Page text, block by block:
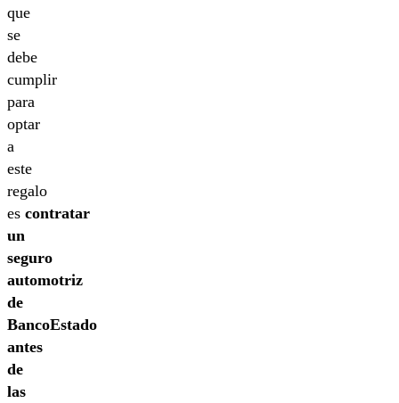
que
se
debe
cumplir
para
optar
a
este
regalo
es contratar
un
seguro
automotriz
de
BancoEstado
antes
de
las